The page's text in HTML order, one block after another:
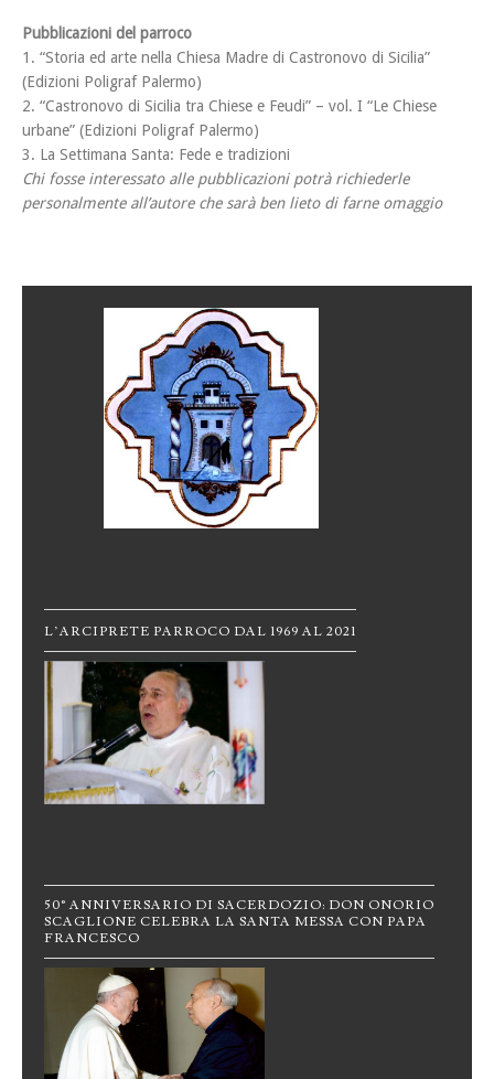
Pubblicazioni del parroco
1. “Storia ed arte nella Chiesa Madre di Castronovo di Sicilia”
(Edizioni Poligraf Palermo)
2. “Castronovo di Sicilia tra Chiese e Feudi” – vol. I “Le Chiese
urbane” (Edizioni Poligraf Palermo)
3. La Settimana Santa: Fede e tradizioni
Chi fosse interessato alle pubblicazioni potrà richiederle
personalmente all’autore che sarà ben lieto di farne omaggio
L’ARCIPRETE PARROCO DAL 1969 AL 2021
50° ANNIVERSARIO DI SACERDOZIO: DON ONORIO
SCAGLIONE CELEBRA LA SANTA MESSA CON PAPA
FRANCESCO